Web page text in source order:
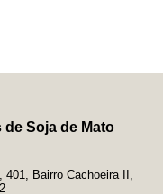
Soja de Mato
Bairro Cachoeira II,